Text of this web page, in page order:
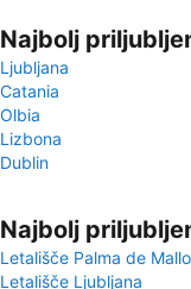
Najbolj
Ljubljana
Catania
Olbia
Lizbona
Dublin
Najbolj
Letališče Palma de
Letališče Ljubljana